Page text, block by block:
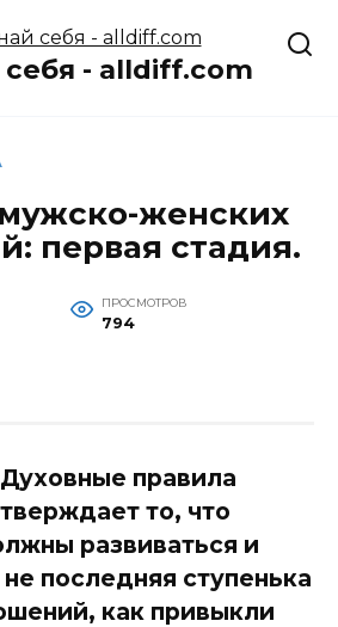
- alldiff.com
женских
первая стадия.
ПРОСМОТРОВ
794
правила
то, что
развиваться и
последняя ступенька
как привыкли